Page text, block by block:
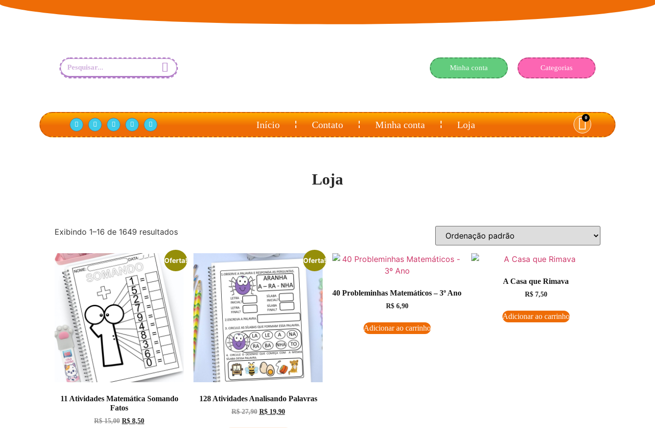
Minha conta Categorias
Início Contato Minha conta Loja
0
Loja
Exibindo 1–16 de 1649 resultados
Oferta!
11 Atividades Matemática Somando
Fatos
R$15,00 R$ 8,50
Oferta!
128 Atividades Analisando Palavras
R$27,90 R$19,90
40 Probleminhas Matemáticos – 3º Ano
R$6,90
Adicionar ao carrinho
A Casa que Rimava
R$7,50
Adicionar ao carrinho